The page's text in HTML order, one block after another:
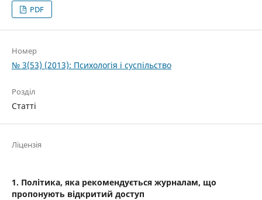
PDF
Номер
№ 3(53) (2013): Психологія і суспільство
Розділ
Статті
Ліцензія
1. Політика, яка рекомендується журналам, що
пропонують відкритий доступ